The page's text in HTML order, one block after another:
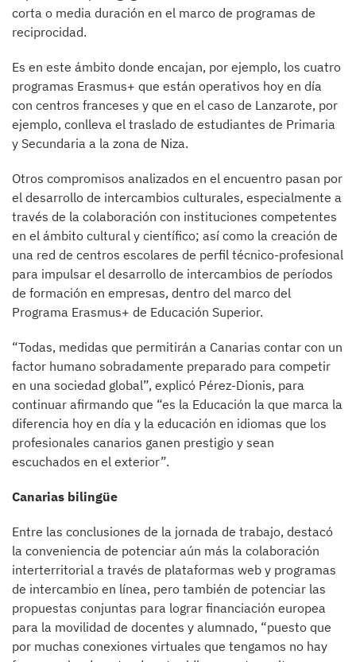
corta o media duración en el marco de programas de
reciprocidad.
Es en este ámbito donde encajan, por ejemplo, los cuatro
programas Erasmus+ que están operativos hoy en día
con centros franceses y que en el caso de Lanzarote, por
ejemplo, conlleva el traslado de estudiantes de Primaria
y Secundaria a la zona de Niza.
Otros compromisos analizados en el encuentro pasan por
el desarrollo de intercambios culturales, especialmente a
través de la colaboración con instituciones competentes
en el ámbito cultural y científico; así como la creación de
una red de centros escolares de perfil técnico-profesional
para impulsar el desarrollo de intercambios de períodos
de formación en empresas, dentro del marco del
Programa Erasmus+ de Educación Superior.
“Todas, medidas que permitirán a Canarias contar con un
factor humano sobradamente preparado para competir
en una sociedad global”, explicó Pérez-Dionis, para
continuar afirmando que “es la Educación la que marca la
diferencia hoy en día y la educación en idiomas que los
profesionales canarios ganen prestigio y sean
escuchados en el exterior”.
Canarias bilingüe
Entre las conclusiones de la jornada de trabajo, destacó
la conveniencia de potenciar aún más la colaboración
interterritorial a través de plataformas web y programas
de intercambio en línea, pero también de potenciar las
propuestas conjuntas para lograr financiación europea
para la movilidad de docentes y alumnado, “puesto que
por muchas conexiones virtuales que tengamos no hay